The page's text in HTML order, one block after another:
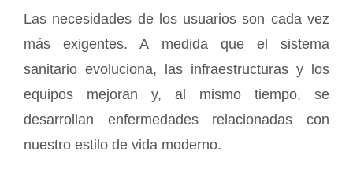
Las necesidades de los usuarios son cada vez
más exigentes. A medida que el sistema
sanitario evoluciona, las infraestructuras y los
equipos mejoran y, al mismo tiempo, se
desarrollan enfermedades relacionadas con
nuestro estilo de vida moderno.